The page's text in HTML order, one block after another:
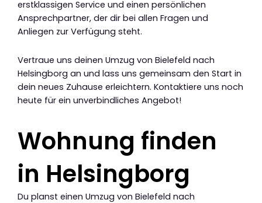
erstklassigen Service und einen persönlichen
Ansprechpartner, der dir bei allen Fragen und
Anliegen zur Verfügung steht.
Vertraue uns deinen Umzug von Bielefeld nach
Helsingborg an und lass uns gemeinsam den Start in
dein neues Zuhause erleichtern. Kontaktiere uns noch
heute für ein unverbindliches Angebot!
Wohnung finden
in Helsingborg
Du planst einen Umzug von Bielefeld nach